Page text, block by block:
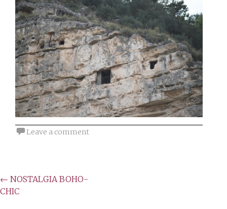
Leave a comment
Post
navigation
← NOSTALGIA BOHO-
CHIC